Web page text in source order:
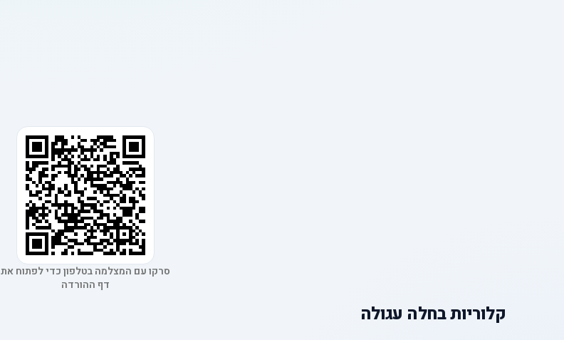
סרקו עם המצלמה בטלפון כדי לפתוח את
דף ההורדה
קלוריותבחלה עגולה